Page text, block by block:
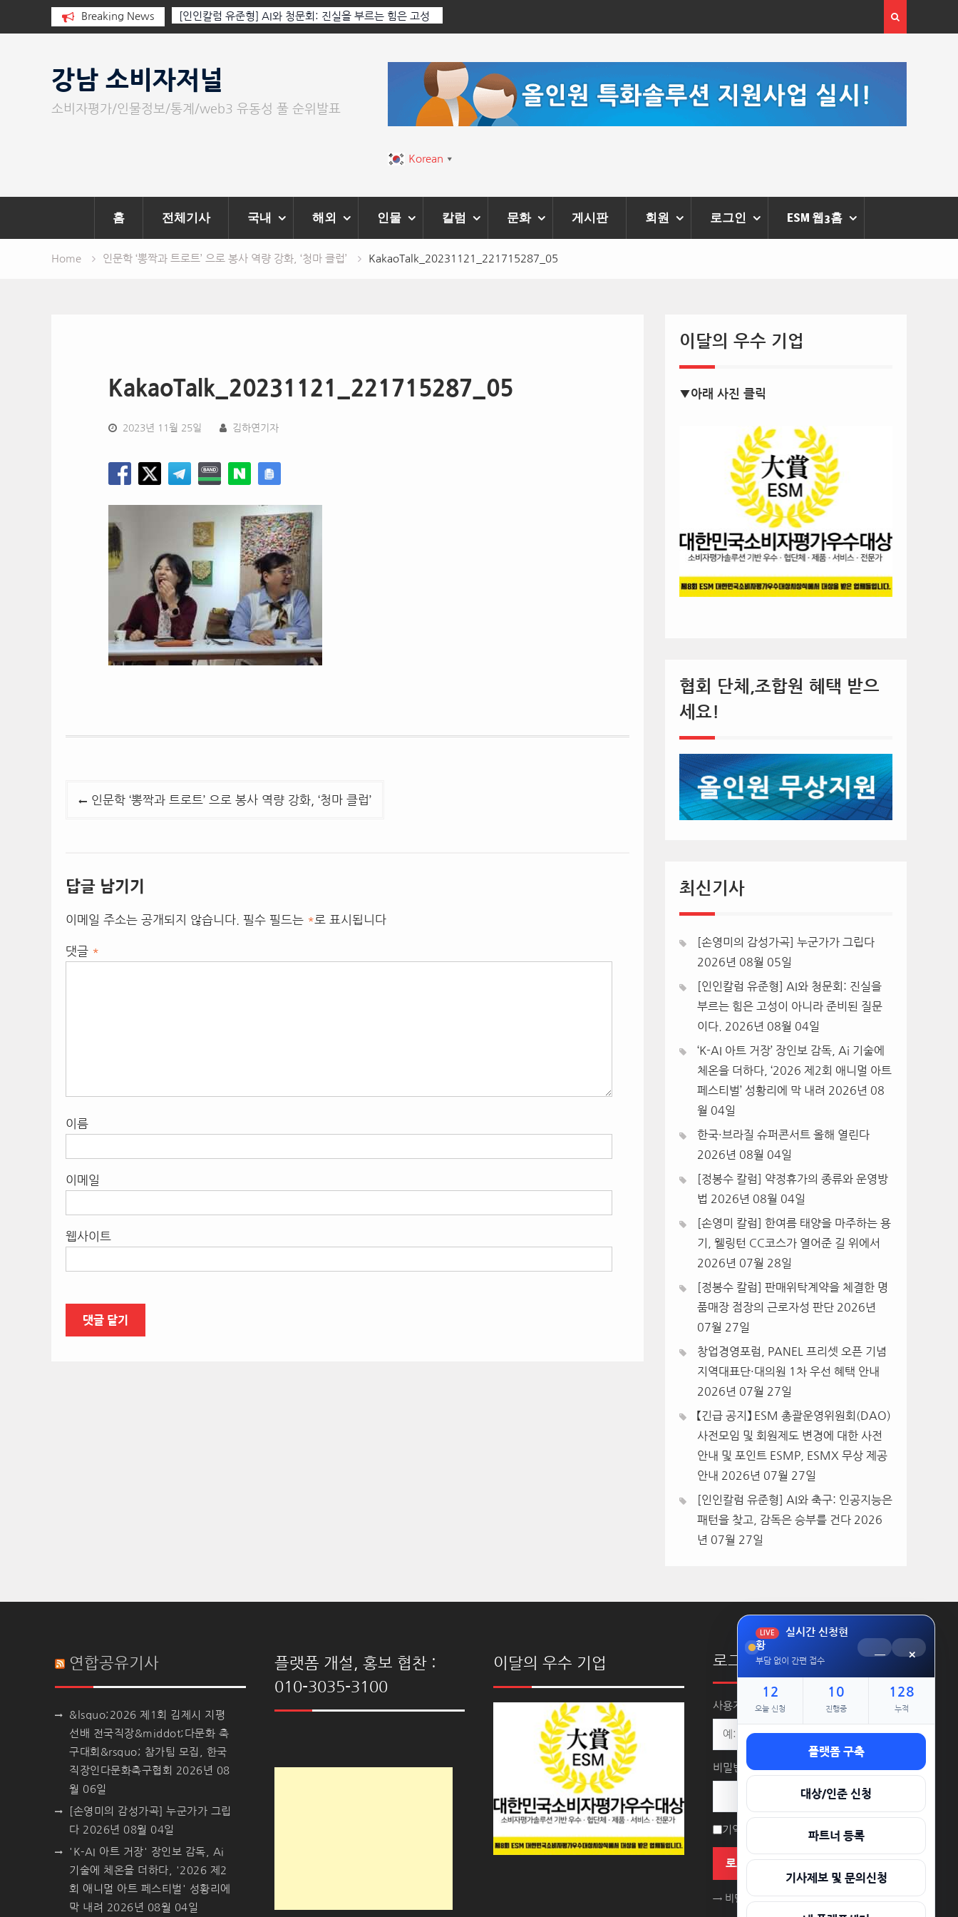
Breaking News
청문회: 진실을 부르는 힘은 고성
이다.
‘K-AI 아트 거장’ 장인보 감독, Ai 기술에 체온을 더하다,
‘2026 제2회 애니멀 아트 페스티벌’ 성황리에 막 내려
[정봉수 칼럼] 약정휴가의 종류와 운영방법
강남 소비자저널
소비자평가/인물정보/통계/web3 유동성 풀 순위발표
Korean ▼
홈 전체기사 국내 해외 인물 칼럼 문화 게시판 회원 로그인 ESM 웹3홈
Home 인문학 ‘뽕짝과 트로트’ 으로 봉사 역량 강화, ‘청마 클럽’ KakaoTalk_20231121_221715287_05
KakaoTalk_20231121_221715287_05
2023년 11월 25일 김하연기자
글
인문학 ‘뽕짝과 트로트’ 으로 봉사 역량 강화, ‘청마 클럽’
답글 남기기
이메일 주소는 공개되지 않습니다. 필수 필드는 *로 표시됩니다
댓글 *
이름
이메일
웹사이트
이달의 우수 기업
▼아래 사진 클릭
협회 단체,조합원 혜택 받으
세요!
최신기사
[손영미의 감성가곡] 누군가가 그립다
2026년 08월 05일
[인인칼럼 유준형] AI와 청문회: 진실을
부르는 힘은 고성이 아니라 준비된 질문
이다.
2026년 08월 04일
‘K-AI 아트 거장’ 장인보 감독, Ai 기술에
체온을 더하다, ‘2026 제2회 애니멀 아트
페스티벌’ 성황리에 막 내려 2026년 08
월 04일
한국·브라질 슈퍼콘서트 올해 열린다
2026년 08월 04일
[정봉수 칼럼] 약정휴가의 종류와 운영방
법 2026년 08월 04일
[손영미 칼럼] 한여름 태양을 마주하는 용
기, 웰링턴 CC코스가 열어준 길 위에서
2026년 07월 28일
[정봉수 칼럼] 판매위탁계약을 체결한 명
품매장 점장의 근로자성 판단 2026년
07월 27일
창업경영포럼, PANEL 프리셋 오픈 기념
지역대표단·대의원 1차 우선 혜택 안내
2026년 07월 27일
【긴급 공지】 ESM 총괄운영위원회(DAO)
사전모임 및 회원제도 변경에 대한 사전
안내 및 포인트 ESMP, ESMX 무상 제공
안내 2026년 07월 27일
[인인칼럼 유준형] AI와 축구: 인공지능은
패턴을 찾고, 감독은 승부를 건다 2026
년 07월 27일
연합공유기사
&lsquo;2026 제1회 김제시 지평
선배 전국직장&middot;다문화 축
구대회&rsquo; 참가팀 모집, 한국
직장인다문화축구협회 2026년 08
월 06일
[손영미의 감성가곡] 누군가가 그립
다 2026년 08월 04일
'K-AI 아트 거장' 장인보 감독, Ai
기술에 체온을 더하다, '2026 제2
회 애니멀 아트 페스티벌' 성황리에
막 내려 2026년 08월 04일
플랫폼 개설, 홍보 협찬 :
010-3035-3100
이달의 우수 기업 로그인
사용자명 또는 이메일 주소
비밀번호
기억하기
로그인
→ 비밀번호를 잊으셨나요?
LIVE
실시간 신청현
황
부담 없이 간편 접수
─ ×
12
오늘 신청
10
진행중
128
누적
플랫폼 구축
대상/인준 신청
파트너 등록
기사제보 및 문의신청